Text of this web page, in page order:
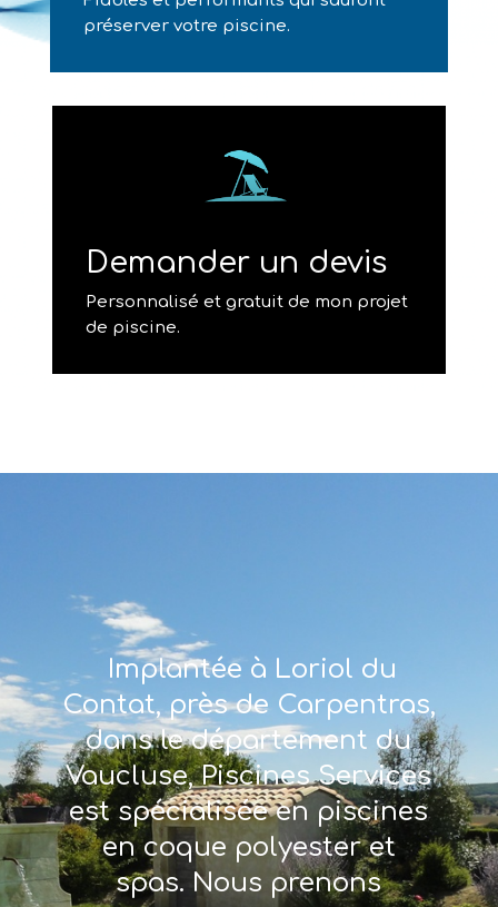
préserver votre piscine.
Demander un devis
Personnalisé et gratuit de mon projet
de piscine.
Implantée à Loriol du
Contat, près de Carpentras,
dans le département du
Vaucluse, Piscines Services
est spécialisée en piscines
en coque polyester et
spas. Nous prenons